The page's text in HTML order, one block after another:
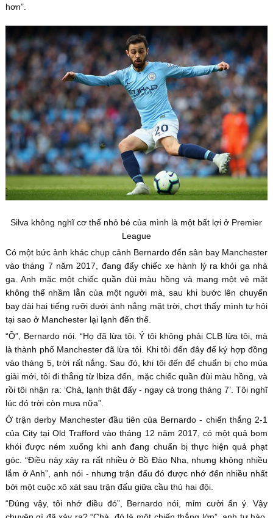
hơn”.
Silva không nghĩ cơ thể nhỏ bé của mình là một bất lợi ở Premier
League
Có một bức ảnh khác chụp cảnh Bernardo đến sân bay Manchester
vào tháng 7 năm 2017, đang đẩy chiếc xe hành lý ra khỏi ga nhà
ga. Anh mặc một chiếc quần đùi màu hồng và mang một vẻ mặt
không thể nhầm lẫn của một người mà, sau khi bước lên chuyến
bay dài hai tiếng rưỡi dưới ánh nắng mặt trời, chợt thấy mình tự hỏi
tại sao ở Manchester lại lạnh đến thế.
“Ồ”, Bernardo nói. “Họ đã lừa tôi. Ý tôi không phải CLB lừa tôi, mà
là thành phố Manchester đã lừa tôi. Khi tôi đến đây để ký hợp đồng
vào tháng 5, trời rất nắng. Sau đó, khi tôi đến để chuẩn bị cho mùa
giải mới, tôi đi thẳng từ Ibiza đến, mặc chiếc quần đùi màu hồng, và
rồi tôi nhận ra: ‘Chà, lạnh thật đấy - ngay cả trong tháng 7’. Tôi nghĩ
lúc đó trời còn mưa nữa”.
Ở trận derby Manchester đầu tiên của Bernardo - chiến thắng 2-1
của City tại Old Trafford vào tháng 12 năm 2017, có một quả bom
khói được ném xuống khi anh đang chuẩn bị thực hiện quả phạt
góc. “Điều này xảy ra rất nhiều ở Bồ Đào Nha, nhưng không nhiều
lắm ở Anh”, anh nói - nhưng trận đấu đó được nhớ đến nhiều nhất
bởi một cuộc xô xát sau trận đấu giữa cầu thủ hai đội.
“Đúng vậy, tôi nhớ điều đó”, Bernardo nói, mỉm cười ẩn ý. Vậy